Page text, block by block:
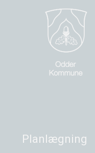
Planlægning